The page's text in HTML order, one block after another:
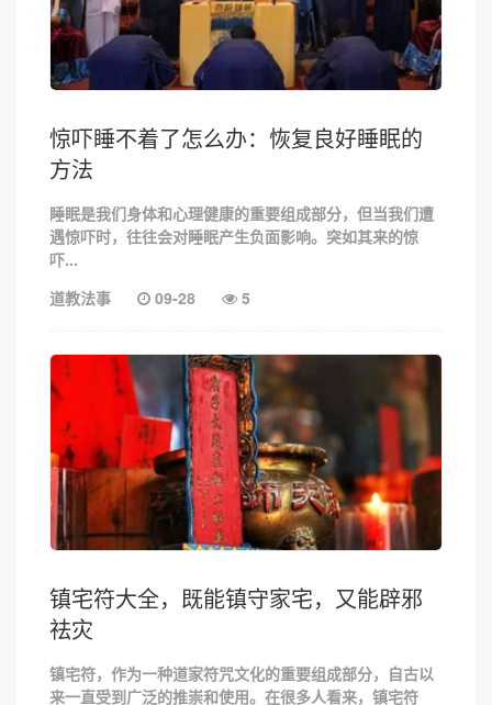
惊吓睡不着了怎么办：恢复良好睡眠的
方法
睡眠是我们身体和心理健康的重要组成部分，但当我们遭
遇惊吓时，往往会对睡眠产生负面影响。突如其来的惊
吓...
道教法事
09-28 5
镇宅符大全，既能镇守家宅，又能辟邪
祛灾
镇宅符，作为一种道家符咒文化的重要组成部分，自古以
来一直受到广泛的推崇和使用。在很多人看来，镇宅符